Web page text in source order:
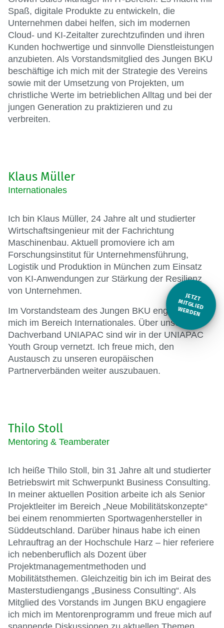
JETZT
M
ITGLIED W
ERDEN
Spaß, digitale Produkte zu entwickeln, die
Unternehmen dabei helfen, sich im modernen
Cloud- und KI-Zeitalter zurechtzufinden und ihren
Kunden hochwertige und sinnvolle Dienstleistungen
anzubieten. Als Vorstandsmitglied des Jungen BKU
beschäftige ich mich mit der Strategie des Vereins
sowie mit der Umsetzung von Projekten, um
christliche Werte im betrieblichen Alltag und bei der
jungen Generation zu praktizieren und zu
verbreiten.
Klaus Müller
Internationales
Ich bin Klaus Müller, 24 Jahre alt und studierter
Wirtschaftsingenieur mit der Fachrichtung
Maschinenbau. Aktuell promoviere ich am
Forschungsinstitut für Unternehmensführung,
Logistik und Produktion in München zum Einsatz
von KI-Anwendungen zur Stärkung der Resilienz
von Unternehmen.
Im Vorstandsteam des Jungen BKU engagiere ich
mich im Bereich Internationales. Über unseren
Dachverband UNIAPAC sind wir in der UNIAPAC
Youth Group vernetzt. Ich freue mich, den
Austausch zu unseren europäischen
Partnerverbänden weiter auszubauen.
Thilo Stoll
Mentoring & Teamberater
Ich heiße Thilo Stoll, bin 31 Jahre alt und studierter
Betriebswirt mit Schwerpunkt Business Consulting.
In meiner aktuellen Position arbeite ich als Senior
Projektleiter im Bereich „Neue Mobilitätskonzepte“
bei einem renommierten Sportwagenhersteller in
Süddeutschland. Darüber hinaus habe ich einen
Lehrauftrag an der Hochschule Harz – hier referiere
ich nebenberuflich als Dozent über
Projektmanagementmethoden und
Mobilitätsthemen. Gleichzeitig bin ich im Beirat des
Masterstudiengangs „Business Consulting“. Als
Mitglied des Vorstands im Jungen BKU engagiere
ich mich im Mentorenprogramm und freue mich auf